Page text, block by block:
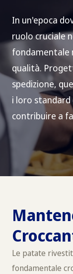
In un'epoca
ruolo cruciale
fondamentale
qualità.
spedizione,
i loro standard
contribuire a
Le patate
fondamentale